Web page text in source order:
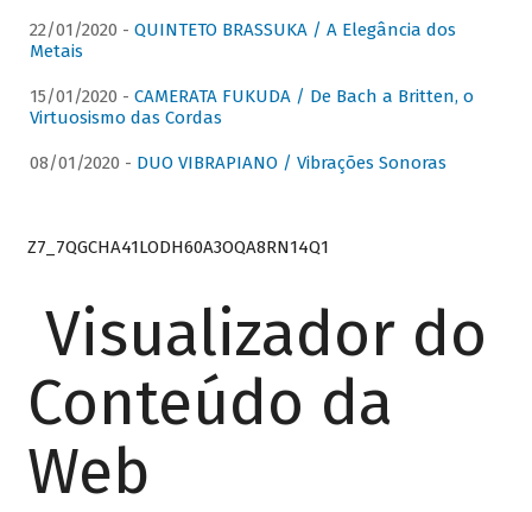
22/01/2020 - QUINTETO BRASSUKA / A Elegância dos
Metais
15/01/2020 - CAMERATA FUKUDA / De Bach a Britten, o
Virtuosismo das Cordas
08/01/2020 - DUO VIBRAPIANO / Vibrações Sonoras
Z7_7QGCHA41LODH60A3OQA8RN14Q1
Visualizador do
Conteúdo da
Web